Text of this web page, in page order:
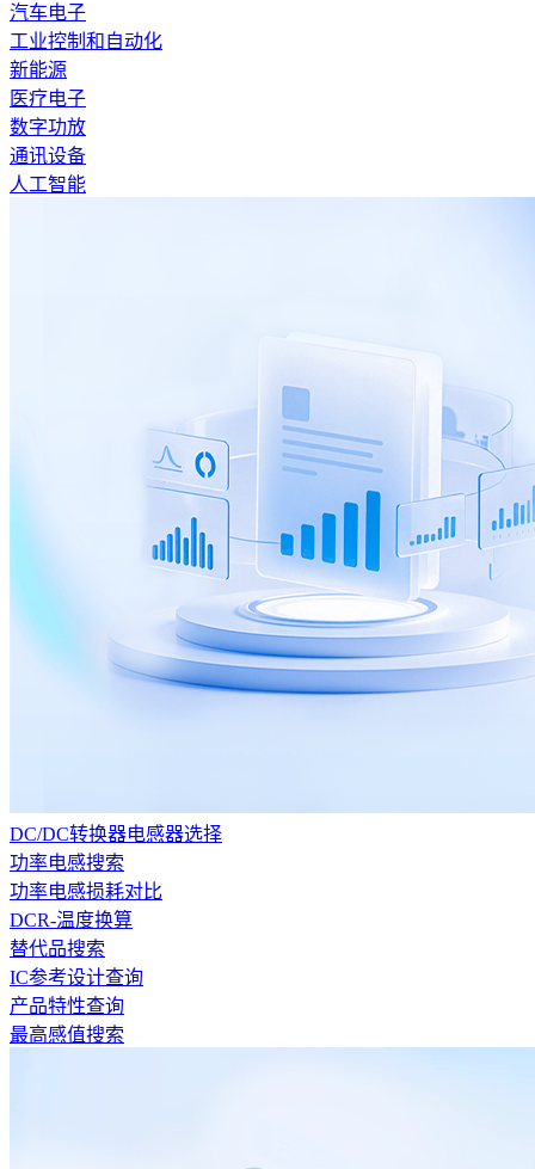
汽车电子
工业控制和自动化
新能源
医疗电子
数字功放
通讯设备
人工智能
DC/DC转换器电感器选择
功率电感搜索
功率电感损耗对比
DCR-温度换算
替代品搜索
IC参考设计查询
产品特性查询
最高感值搜索